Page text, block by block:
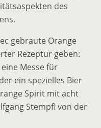
des
gebraute Orange
Rezeptur geben:
Messe für
ein spezielles Bier
Spirit mit acht
Stempfl von der